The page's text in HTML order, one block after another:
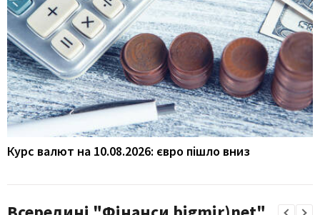
Курс валют на 10.08.2026: євро пішло вниз